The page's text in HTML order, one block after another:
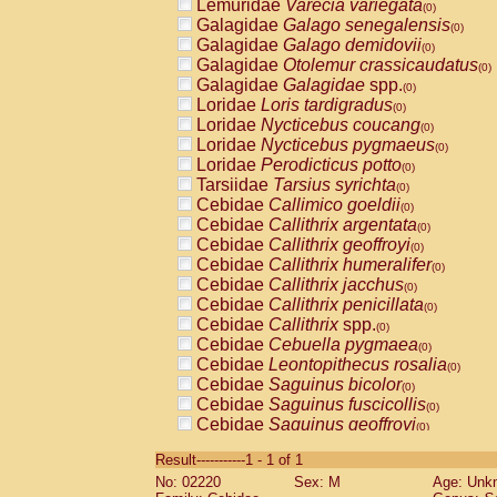
Lemuridae Varecia variegata(0)
Galagidae Galago senegalensis(0)
Galagidae Galago demidovii(0)
Galagidae Otolemur crassicaudatus(0)
Galagidae Galagidae spp.(0)
Loridae Loris tardigradus(0)
Loridae Nycticebus coucang(0)
Loridae Nycticebus pygmaeus(0)
Loridae Perodicticus potto(0)
Tarsiidae Tarsius syrichta(0)
Cebidae Callimico goeldii(0)
Cebidae Callithrix argentata(0)
Cebidae Callithrix geoffroyi(0)
Cebidae Callithrix humeralifer(0)
Cebidae Callithrix jacchus(0)
Cebidae Callithrix penicillata(0)
Cebidae Callithrixspp.(0)
Cebidae Cebuella pygmaea(0)
Cebidae Leontopithecus rosalia(0)
Cebidae Saguinus bicolor(0)
Cebidae Saguinus fuscicollis(0)
Cebidae Saguinus geoffroyi(0)
CebidaeSaguinus labiatus(0)
Cebidae Saguinus leucopus (0)
Result-----------1 - 1 of 1
No: 02220
Sex: M
Age: